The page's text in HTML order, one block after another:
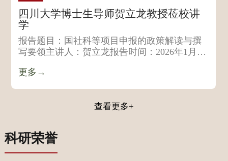
查看更多+
四川大学博士生导师贺立龙教授莅校讲
学
报告题目：国社科等项目申报的政策解读与撰
写要领主讲人：贺立龙报告时间：2026年1月8
更多→
科研荣誉